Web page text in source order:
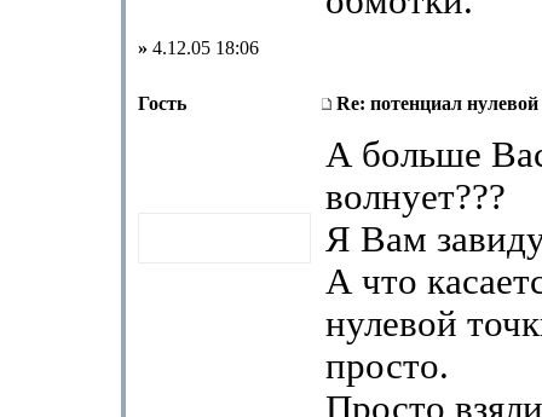
» 4.12.05 18:06
Гость Re: потенциал
А больше
волнует???
Я Вам
А что
нулевой
просто.
Просто